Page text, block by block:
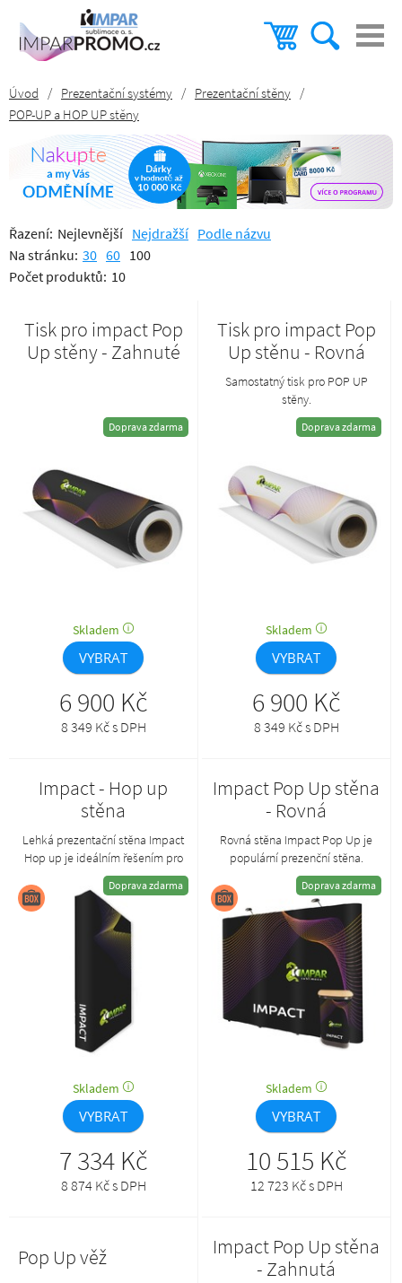
Úvod / Prezentační systémy / Prezentační stěny /
POP-UP a HOP UP stěny
Řazení: Nejlevnější Nejdražší Podle názvu
Na stránku: 30 60 100
Počet produktů: 10
Tisk pro impact Pop
Up stěny - Zahnuté
Doprava zdarma
Skladem
VYBRAT
6 900 Kč
8 349 Kč s DPH
Tisk pro impact Pop
Up stěnu - Rovná
Samostatný tisk pro POP UP
stěny.
Doprava zdarma
Skladem
VYBRAT
6 900 Kč
8 349 Kč s DPH
Impact - Hop up
stěna
Lehká prezentační stěna Impact
Hop up je ideálním řešením pro
vaši prezentaci. Její stylový
design zajišťuje textilní grafika,
která působí svěžím dojmem.
Doprava zdarma
Skladem
VYBRAT
7 334 Kč
8 874 Kč s DPH
Impact Pop Up stěna
- Rovná
Rovná stěna Impact Pop Up je
populární prezenční stěna.
Základem je lehká konstrukce, na
níž jsou připevněny grafické
panely ve formě pružných pásů.
Doprava zdarma
Skladem
VYBRAT
10 515 Kč
12 723 Kč s DPH
Pop Up věž
Impact Pop Up stěna
- Zahnutá